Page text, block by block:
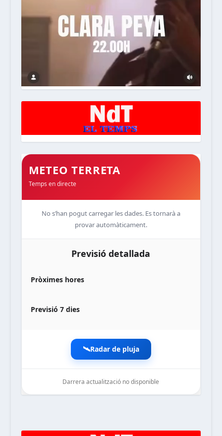
METEO TERRETA
Temps en directe
No s’han pogut carregar les dades. Es tornarà a
provar automàticament.
Previsió detallada
Pròximes hores
Previsió 7 dies
🛰️Radar de pluja
Darrera actualització no disponible